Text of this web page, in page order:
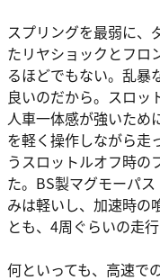
スプリングを最弱に、
たリヤショックとフロ
るほどでもない。乱暴
良いのだから。スロッ
人車一体感が強いため
を軽く操作しながら走
うスロットルオフ時の
た。BS製マグモーパ
みは軽いし、加速時の
とも、4周ぐらいの走
何といっても、高速で